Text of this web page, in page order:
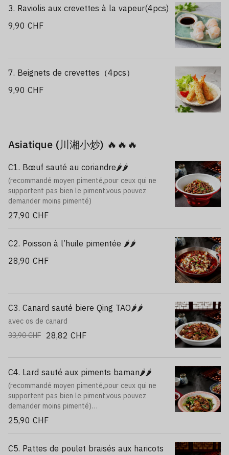
3. Raviolis aux crevettes à la vapeur(4pcs)
9,90 CHF
7. Beignets de crevettes（4pcs）
9,90 CHF
Asiatique (川湘小炒) 🔥🔥🔥
C1. Bœuf sauté au coriandre🌶️🌶️
(recommandé moyen pimenté,pour ceux qui ne
supportent pas bien le piment,vous pouvez
demander moins pimenté)
27,90 CHF
C2. Poisson à l’huile pimentée 🌶️🌶️
28,90 CHF
C3. Canard sauté biere Qing TAO🌶️🌶️
avec os de canard
33,90 CHF
28,82 CHF
C4. Lard sauté aux piments baman🌶️🌶️
(recommandé moyen pimenté,pour ceux qui ne
supportent pas bien le piment,vous pouvez
demander moins pimenté)
NO.1 Un équilibre parfait entre le gras et le
maigre, des poivrons verts importés par avion.
Trop d'huile rendrait le plat écœurant, et trop de
sauce en diminuerait la saveur
25,90 CHF
C5. Pattes de poulet braisés aux haricots